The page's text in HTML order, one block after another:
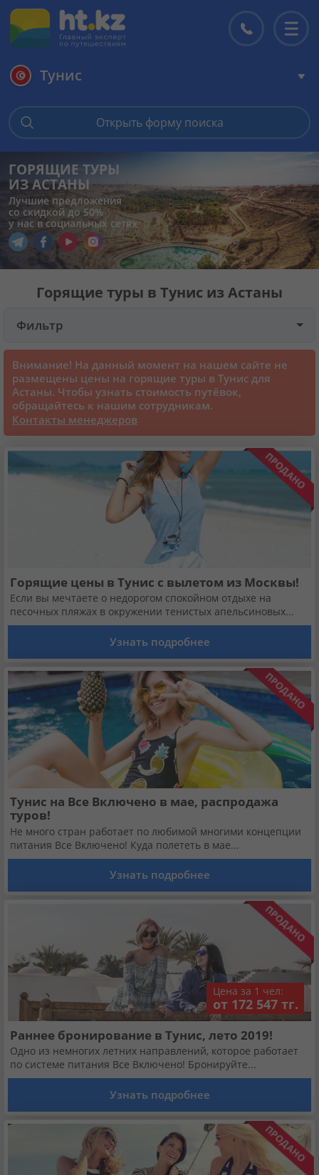
Горящие туры
Цены на туры
Страны
Туры
Круизы
Cтатьи
70101 отзыв наших туристов
Сертификаты
Контакты
Кабинет туриста
Валюта: KZT USD EUR
Язык: Русский Қазақша
Установи наше мобильное приложение
Загрузить приложение из App Store
Загрузить приложение из Google Play
Тунис
Открыть форму поиска
ГОРЯЩИЕ ТУРЫ
ИЗ АСТАНЫ
Лучшие предложения
со скидкой до 50%
у нас в социальных сетях
Перейти в наш Telegram
Перейти в наш Facebook
Перейти в наш YouTube
Перейти в наш Instagram
Горящие туры в Тунис из Астаны
Фильтр
Внимание! На данный момент на нашем сайте не
размещены цены на горящие туры в Тунис для
Астаны. Чтобы узнать стоимость путёвок,
обращайтесь к нашим сотрудникам.
Контакты менеджеров
Горящие цены в Тунис с вылетом из Москвы!
Если вы мечтаете о недорогом спокойном отдыхе на
песочных пляжах в окружении тенистых апельсиновых...
Узнать подробнее
Тунис на Все Включено в мае, распродажа
туров!
Не много стран работает по любимой многими концепции
питания Все Включено! Куда полететь в мае...
Узнать подробнее
Цена за 1 чел:
от 172 547 тг.
Раннее бронирование в Тунис, лето 2019!
Одно из немногих летних направлений, которое работает
по системе питания Все Включено! Бронируйте...
Узнать подробнее